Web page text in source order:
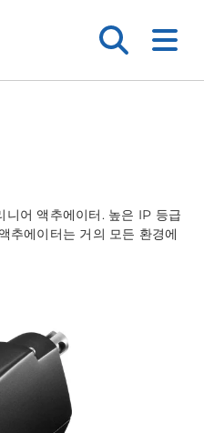
니어 액추에이터. 높은 IP 등급
추에이터는 거의 모든 환경에